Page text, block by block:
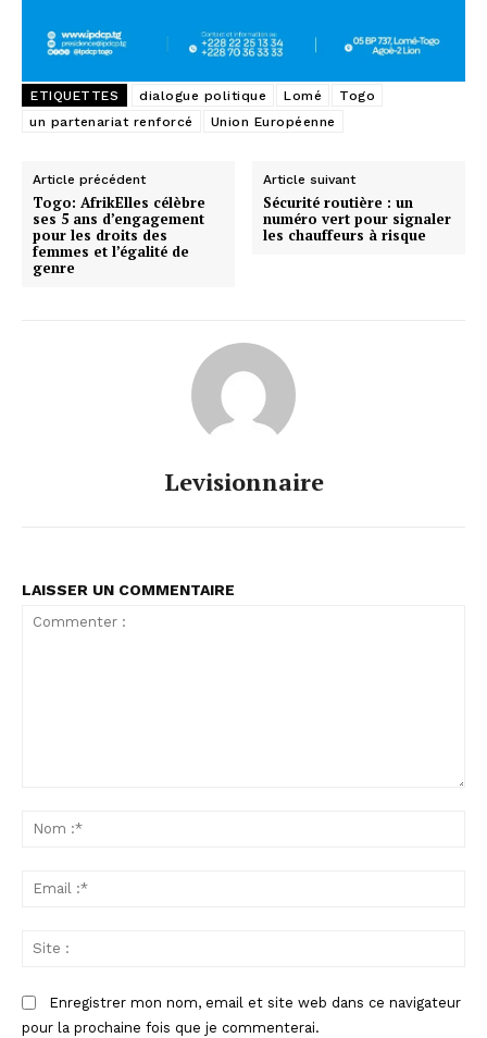
ETIQUETTES dialogue politique Lomé
Togo
un partenariat renforcé
Union Européenne
Article précédent
Togo: AfrikElles célèbre
ses 5 ans d’engagement
pour les droits des
femmes et l’égalité de
genre
Article suivant
Sécurité routière : un
numéro vert pour signaler
les chauffeurs à risque
Levisionnaire
LAISSER UN COMMENTAIRE
Enregistrer mon nom, email et site web dans ce navigateur
pour la prochaine fois que je commenterai.